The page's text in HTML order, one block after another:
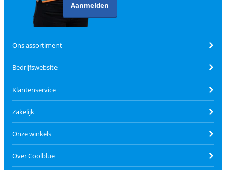
Aanmelden
Ons assortiment
Bedrijfswebsite
Klantenservice
Zakelijk
Onze winkels
Over Coolblue